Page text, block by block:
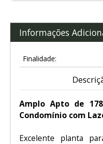
Informações
Finalidade:
Amplo Apto de
Condomínio com
Excelente planta